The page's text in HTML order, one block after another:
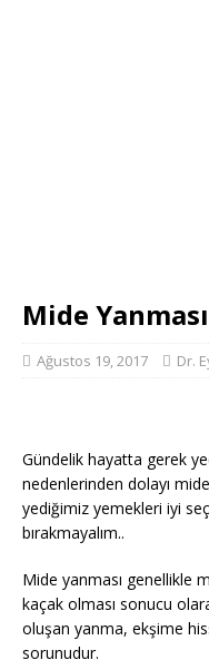
Mide
Ağustos 19, 2017 Dr.
Gündelik hayatta gerek
nedenlerinden dolayı
yediğimiz yemekleri iyi
bırakmayalım..
Mide yanması genellikle
kaçak olması sonucu
oluşan yanma, ekşime
sorunudur.